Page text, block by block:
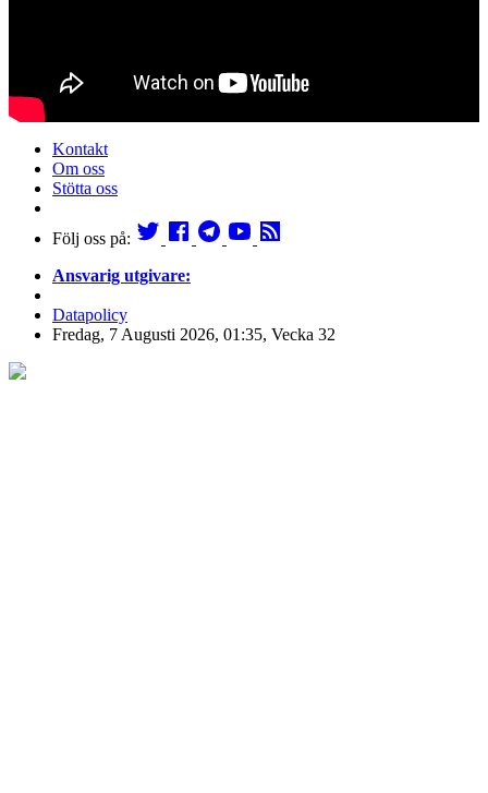
Kontakt
Om oss
Stötta oss
Följ oss på:
Ansvarig utgivare:
Datapolicy
Fredag, 7 Augusti 2026, 01:35, Vecka 32